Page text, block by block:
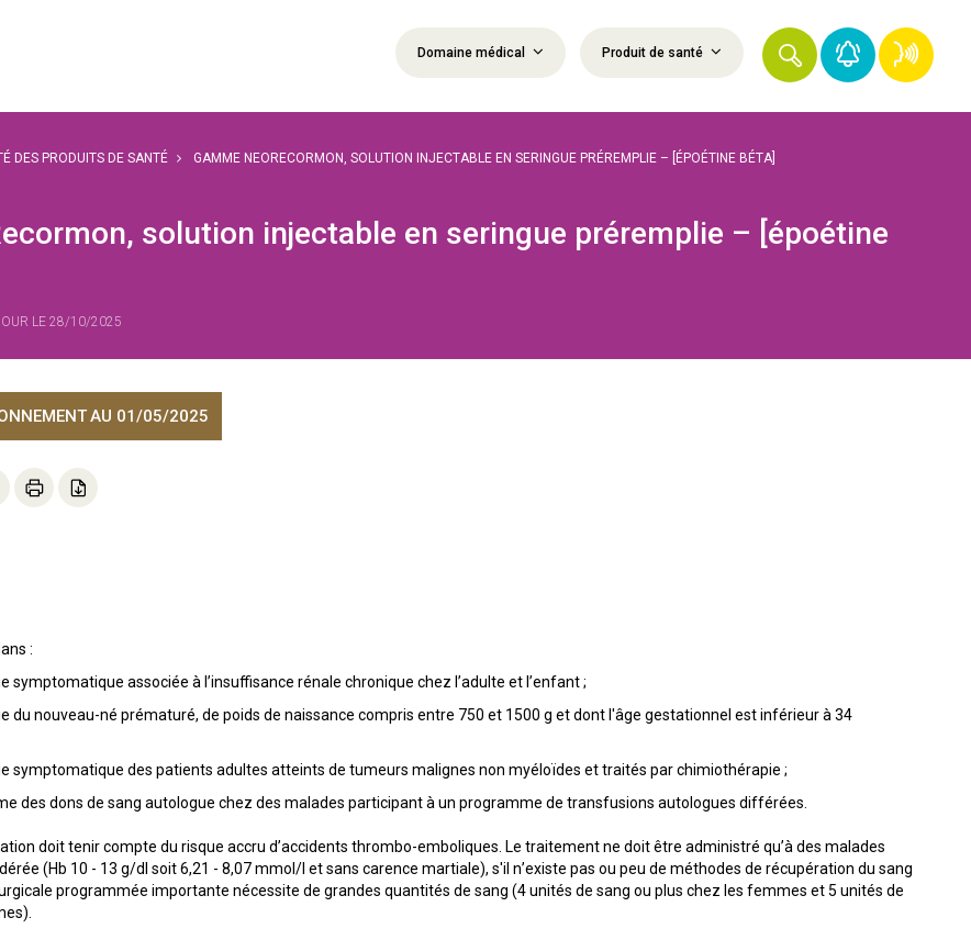
Domaine médical Produit de santé
DES PRODUITS DE SANTÉ GAMME NEORECORMON, SOLUTION INJECTABLE EN SERINGUE PRÉREMPLIE – [ÉPOÉTINE BÉTA]
solution injectable en seringue préremplie – [époétine
LE 28/10/2025
AU 01/05/2025
:
symptomatique associée à l’insuffisance rénale chronique chez l’adulte et l’enfant ;
du nouveau-né prématuré, de poids de naissance compris entre 750 et 1500 g et dont l'âge gestationnel est inférieur à 34
symptomatique des patients adultes atteints de tumeurs malignes non myéloïdes et traités par chimiothérapie ;
des dons de sang autologue chez des malades participant à un programme de transfusions autologues différées.
doit tenir compte du risque accru d’accidents thrombo-emboliques. Le traitement ne doit être administré qu’à des malades
(Hb 10 - 13 g/dl soit 6,21 - 8,07 mmol/l et sans carence martiale), s'il n’existe pas ou peu de méthodes de récupération du sang
programmée importante nécessite de grandes quantités de sang (4 unités de sang ou plus chez les femmes et 5 unités de